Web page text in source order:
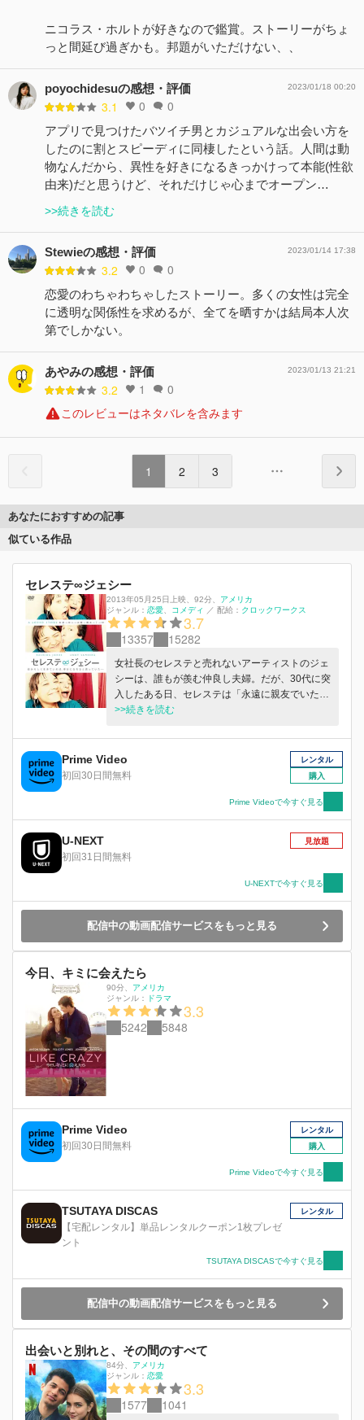
ニコラス・ホルトが好きなので鑑賞。ストーリーがちょ
っと間延び過ぎかも。邦題がいただけない、、
poyochidesuの感想・評価
3.1 0 0
2023/01/18 00:20
アプリで見つけたバツイチ男とカジュアルな出会い方を
したのに割とスピーディに同棲したという話。人間は動
物なんだから、異性を好きになるきっかけって本能(性欲
由来)だと思うけど、それだけじゃ心までオープン…
>>続きを読む
Stewieの感想・評価
3.2 0 0
2023/01/14 17:38
恋愛のわちゃわちゃしたストーリー。多くの女性は完全
に透明な関係性を求めるが、全てを晒すかは結局本人次
第でしかない。
あやみの感想・評価
3.2 1 0
2023/01/13 21:21
このレビューはネタバレを含みます
1 2 3
あなたにおすすめの記事
似ている作品
セレステ∞ジェシー
2013年05月25日上映 92分
アメリカ
ジャンル： 恋愛 コメディ ／ 配給： クロックワークス
3.7
13357 15282
女社長のセレステと売れないアーティストのジェ
シーは、誰もが羨む仲良し夫婦。だが、30代に突
入したある日、セレステは「永遠に親友でいた
い」と離婚を決意する。ジェシーは未練たらたら
が…。
>>続きを読む
Prime Video
初回30日間無料
レンタル
購入
Prime Videoで今すぐ見る
U-NEXT
初回31日間無料
見放題
U-NEXTで今すぐ見る
配信中の動画配信サービスをもっと見る
今日、キミに会えたら
90分
アメリカ
ジャンル：
ドラマ
3.3
5242 5848
Prime Video
初回30日間無料
レンタル
購入
Prime Videoで今すぐ見る
TSUTAYA DISCAS
【宅配レンタル】単品レンタルクーポン1枚プレゼ
ント
レンタル
TSUTAYA DISCASで今すぐ見る
配信中の動画配信サービスをもっと見る
出会いと別れと、その間のすべて
84分
アメリカ
ジャンル： 恋愛
3.3
1577 1041